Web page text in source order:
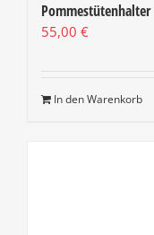
55,00 €
In den Warenkorb